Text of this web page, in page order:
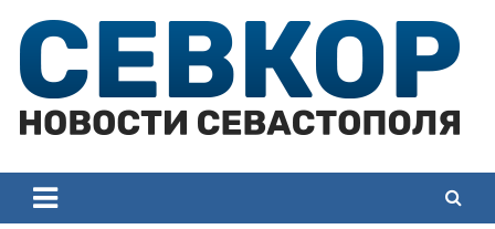
content
Севастополя
Севастополя